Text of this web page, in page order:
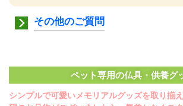
その他のご質問
ペット専用の仏具・供養グ
シンプルで可愛いメモリアルグッズを取り揃